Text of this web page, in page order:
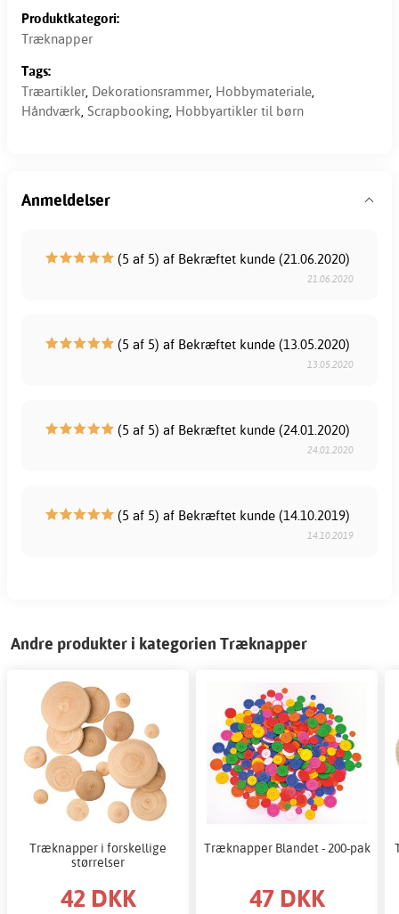
Produktkategori:
Træknapper
Tags:
Træartikler, Dekorationsrammer, Hobbymateriale,
Håndværk, Scrapbooking, Hobbyartikler til børn
Anmeldelser
(5 af 5) af Bekræftet kunde (21.06.2020)
21.06.2020
(5 af 5) af Bekræftet kunde (13.05.2020)
13.05.2020
(5 af 5) af Bekræftet kunde (24.01.2020)
24.01.2020
(5 af 5) af Bekræftet kunde (14.10.2019)
14.10.2019
Andre produkter i kategorien Træknapper
Træknapper i forskellige
størrelser
42 DKK
Træknapper Blandet - 200-pak
47 DKK